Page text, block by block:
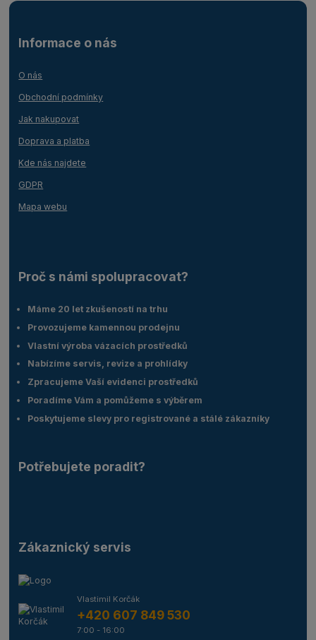
Informace o nás
O nás
Obchodní podmínky
Jak nakupovat
Doprava a platba
Kde nás najdete
GDPR
Mapa webu
Proč s námi spolupracovat?
Máme 20 let zkušeností na trhu
Provozujeme kamennou prodejnu
Vlastní výroba vázacích prostředků
Nabízíme servis, revize a prohlídky
Zpracujeme Vaší evidenci prostředků
Poradíme Vám a pomůžeme s výběrem
Poskytujeme slevy pro registrované a stálé zákazníky
Potřebujete poradit?
Zákaznický servis
Vlastimil Korčák
+420 607 849 530
7:00 - 16:00